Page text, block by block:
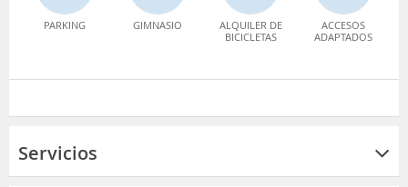
PARKING GIMNASIO
ALQUILER DE
BICICLETAS
ACCESOS
ADAPTADOS
Servicios